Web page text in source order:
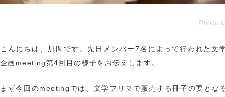
Photo
こんにちは、加間です。先日メンバー7名によって行われた文
企画meeting第4回目の様子をお伝えします。
まず今回のmeetingでは、文学フリマで販売する冊子の要とな